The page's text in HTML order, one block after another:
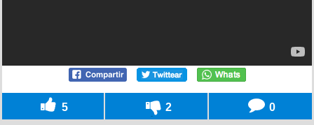
5 2 0